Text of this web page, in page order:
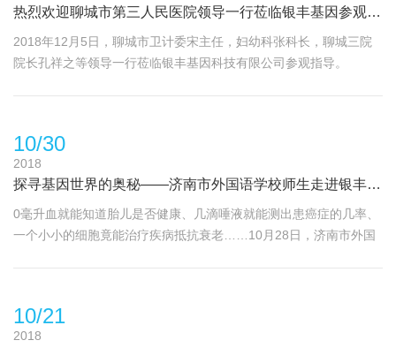
热烈欢迎聊城市第三人民医院领导一行莅临银丰基因参观调研
2018年12月5日，聊城市卫计委宋主任，妇幼科张科长，聊城三院
院长孔祥之等领导一行莅临银丰基因科技有限公司参观指导。
10/30
2018
探寻基因世界的奥秘——济南市外国语学校师生走进银丰基因
0毫升血就能知道胎儿是否健康、几滴唾液就能测出患癌症的几率、
一个小小的细胞竟能治疗疾病抵抗衰老……10月28日，济南市外国
10/21
2018